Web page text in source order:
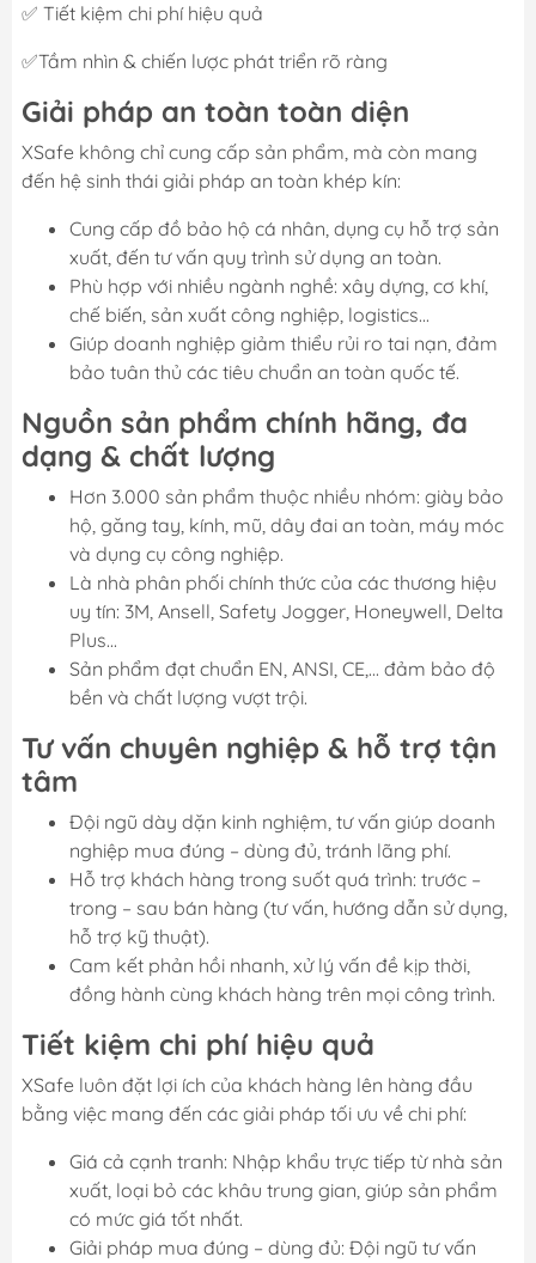
✅ Tiết kiệm chi phí hiệu quả
✅Tầm nhìn & chiến lược phát triển rõ ràng
Giải pháp an toàn toàn diện
XSafe không chỉ cung cấp sản phẩm, mà còn mang
đến hệ sinh thái giải pháp an toàn khép kín:
Cung cấp đồ bảo hộ cá nhân, dụng cụ hỗ trợ sản
xuất, đến tư vấn quy trình sử dụng an toàn.
Phù hợp với nhiều ngành nghề: xây dựng, cơ khí,
chế biến, sản xuất công nghiệp, logistics...
Giúp doanh nghiệp giảm thiểu rủi ro tai nạn, đảm
bảo tuân thủ các tiêu chuẩn an toàn quốc tế.
Nguồn sản phẩm chính hãng, đa
dạng & chất lượng
Hơn 3.000 sản phẩm thuộc nhiều nhóm: giày bảo
hộ, găng tay, kính, mũ, dây đai an toàn, máy móc
và dụng cụ công nghiệp.
Là nhà phân phối chính thức của các thương hiệu
uy tín: 3M, Ansell, Safety Jogger, Honeywell, Delta
Plus...
Sản phẩm đạt chuẩn EN, ANSI, CE,... đảm bảo độ
bền và chất lượng vượt trội.
Tư vấn chuyên nghiệp & hỗ trợ tận
tâm
Đội ngũ dày dặn kinh nghiệm, tư vấn giúp doanh
nghiệp mua đúng – dùng đủ, tránh lãng phí.
Hỗ trợ khách hàng trong suốt quá trình: trước –
trong – sau bán hàng (tư vấn, hướng dẫn sử dụng,
hỗ trợ kỹ thuật).
Cam kết phản hồi nhanh, xử lý vấn đề kịp thời,
đồng hành cùng khách hàng trên mọi công trình.
Tiết kiệm chi phí hiệu quả
XSafe luôn đặt lợi ích của khách hàng lên hàng đầu
bằng việc mang đến các giải pháp tối ưu về chi phí:
Giá cả cạnh tranh: Nhập khẩu trực tiếp từ nhà sản
xuất, loại bỏ các khâu trung gian, giúp sản phẩm
có mức giá tốt nhất.
Giải pháp mua đúng – dùng đủ: Đội ngũ tư vấn